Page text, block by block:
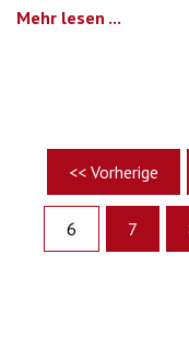
Mehr lesen ...
<< Vorherige
6 7